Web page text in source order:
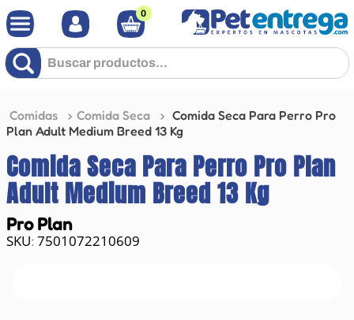
0
Buscar productos...
Comidas Comida Seca
Comida Seca Para Perro Pro
Plan Adult Medium Breed 13 Kg
Comida Seca Para Perro Pro Plan
Adult Medium Breed 13 Kg
Pro Plan
: 7501072210609